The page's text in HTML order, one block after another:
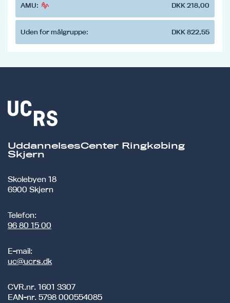
AMU: DKK 218,00
Uden for målgruppe: DKK 822,55
UddannelsesCenter Ringkøbing
Skjern
Skolebyen 18
6900 Skjern
Telefon:
96 80 15 00
E-mail:
uc@ucrs.dk
CVR.nr. 1601 3307
EAN-nr. 5798 000554085